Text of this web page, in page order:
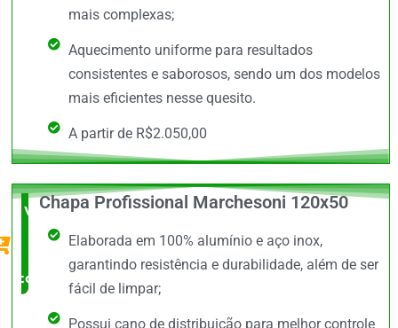
mais complexas;
Aquecimento uniforme para resultados
consistentes e saborosos, sendo um dos modelos
mais eficientes nesse quesito.
A partir de R$2.050,00
Vale a
Pena
comprar
Chapa Profissional Marchesoni 120x50
Elaborada em 100% alumínio e aço inox,
garantindo resistência e durabilidade, além de ser
fácil de limpar;
Possui cano de distribuição para melhor controle